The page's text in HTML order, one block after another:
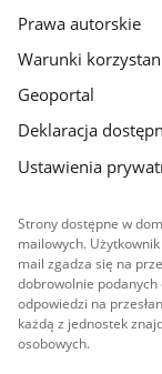
Prawa autorskie
Warunki
Geoportal
Deklaracja
Ustawienia
Strony dostępne w
mailowych.
mail zgadza się na
dobrowolnie podanych
odpowiedzi na
każdą z jednostek
osobowych.